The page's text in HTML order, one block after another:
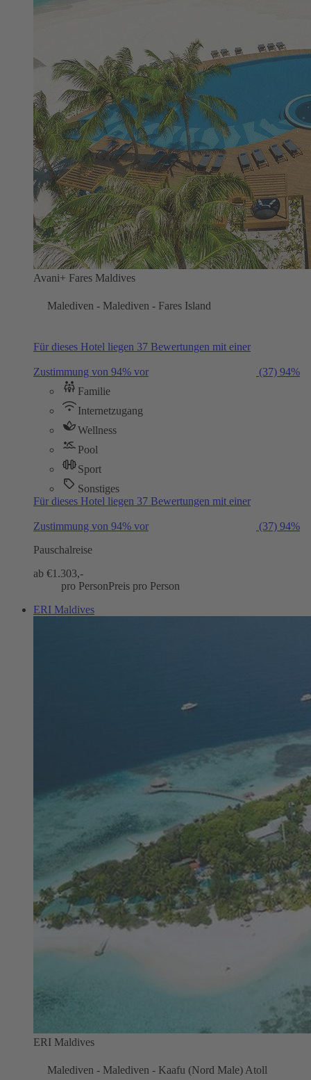
Avani+ Fares Maldives
Malediven - Malediven - Fares Island
Für dieses Hotel liegen 37 Bewertungen mit einer
Zustimmung von 94% vor (37) 94%
Familie
Internetzugang
Wellness
Pool
Sport
Sonstiges
Für dieses Hotel liegen 37 Bewertungen mit einer
Zustimmung von 94% vor (37) 94%
Pauschalreise
ab €1.303,-
pro PersonPreis pro Person
ERI Maldives
ERI Maldives
Malediven - Malediven - Kaafu (Nord Male) Atoll